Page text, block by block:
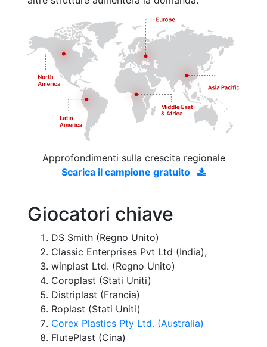
Approfondimenti sulla crescita regionale
Scarica il campione gratuito
Giocatori chiave
DS Smith (Regno Unito)
Classic Enterprises Pvt Ltd (India),
winplast Ltd. (Regno Unito)
Coroplast (Stati Uniti)
Distriplast (Francia)
Roplast (Stati Uniti)
Corex Plastics Pty Ltd. (Australia)
FlutePlast (Cina)